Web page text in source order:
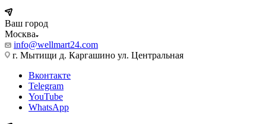
Ваш город
Москва
info@wellmart24.com
г. Мытищи д. Каргашино ул. Центральная
Вконтакте
Telegram
YouTube
WhatsApp